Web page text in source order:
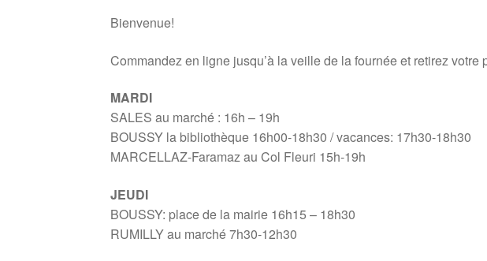
Bienvenue!
Commandez en ligne jusqu’à la veille de la fournée et retirez votre
MARDI
SALES au marché : 16h – 19h
BOUSSY la bibliothèque 16h00-18h30 / vacances: 17h30-18h30
MARCELLAZ-Faramaz au Col Fleuri 15h-19h
JEUDI
BOUSSY: place de la mairie 16h15 – 18h30
RUMILLY au marché 7h30-12h30